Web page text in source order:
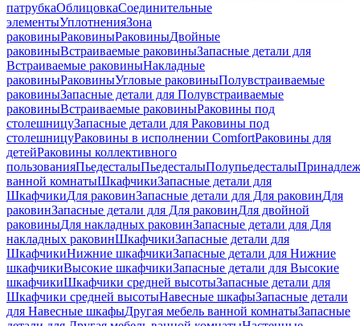
патрубкаОблицовкаСоединительные
элементыУплотненияЗона
раковиныРаковиныРаковиныДвойные
раковиныВстраиваемые раковиныЗапасные детали для
Встраиваемые раковиныНакладные
раковиныРаковиныУгловые раковиныПолувстраиваемые
раковиныЗапасные детали для Полувстраиваемые
раковиныВстраиваемые раковиныРаковины под
столешницуЗапасные детали для Раковины под
столешницуРаковины в исполнении ComfortPаковины для
детейРаковины коллективного
пользованияПьедесталыПьедесталыПолупьедесталы
ванной комнатыШкафчикиЗапасные детали для
ШкафчикиДля раковинЗапасные детали для Для раковинДля
раковинЗапасные детали для Для раковинДля двойной
раковиныДля накладных pаковинЗапасные детали для Для
накладных pаковинШкафчикиЗапасные детали для
ШкафчикиНижние шкафчикиЗапасные детали для Нижние
шкафчикиВысокие шкафчикиЗапасные детали для Высокие
шкафчикиШкафчики средней высотыЗапасные детали для
Шкафчики средней высотыНавесные шкафыЗапасные детали
для Навесные шкафыДругая мебель ванной комнатыЗапасные